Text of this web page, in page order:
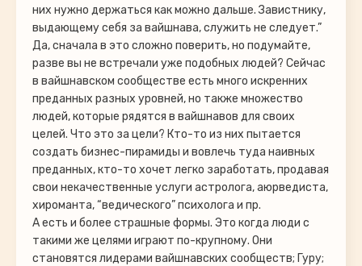
них нужно держаться как можно дальше. Завистнику,
выдающему себя за вайшнава, служить не следует.”
Да, сначала в это сложно поверить, но подумайте,
разве вы не встречали уже подобных людей? Сейчас
в вайшнавском сообществе есть много искренних
преданных разных уровней, но также множество
людей, которые рядятся в вайшнавов для своих
целей. Что это за цели? Кто-то из них пытается
создать бизнес-пирамиды и вовлечь туда наивных
преданных, кто-то хочет легко заработать, продавая
свои некачественные услуги астролога, аюрведиста,
хироманта, “ведического” психолога и пр.
А есть и более страшные формы. Это когда люди с
такими же целями играют по-крупному. Они
становятся лидерами вайшнавских сообществ; Гуру;